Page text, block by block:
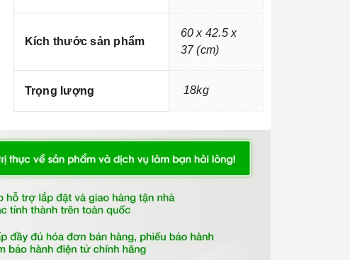
Kích thước sản phẩm
60 x 42.5 x
37 (cm)
Trọng lượng 18kg